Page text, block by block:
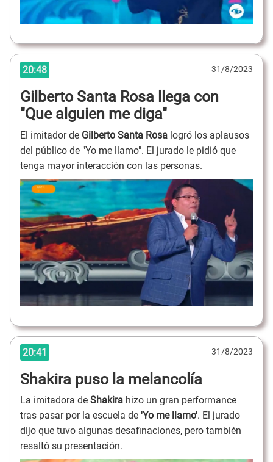
20:48 31/8/2023
Gilberto Santa Rosa llega con
"Que alguien me diga"
El imitador de Gilberto Santa Rosa logró los aplausos
del público de "Yo me llamo". El jurado le pidió que
tenga mayor interacción con las personas.
20:41 31/8/2023
Shakira puso la melancolía
La imitadora de Shakira hizo un gran performance
tras pasar por la escuela de 'Yo me llamo'. El jurado
dijo que tuvo algunas desafinaciones, pero también
resaltó su presentación.